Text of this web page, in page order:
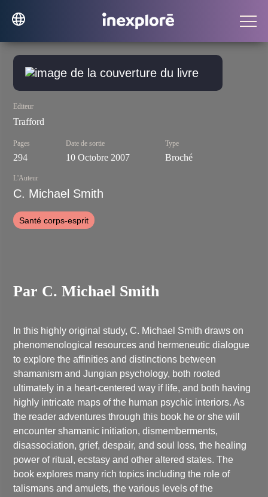
Editeur
Trafford
Pages
294
Date de sortie
10 Octobre 2007
Type
Broché
L'Auteur
C. Michael Smith
Santé corps-esprit
Par C. Michael Smith
In this highly original study, C. Michael Smith draws on
phenomenological resources and hermeneutic dialogue
to explore the affinities and distinctions between
shamanism and Jungian psychology, both rooted
ultimately in a heart-centered way if life, and both having
highly intricate maps of the human psychic interiors. As
the reader adventures through this book he or she will
encounter shamanic initiation, dismemberments,
disassociation, grief, despair, and soul loss, the healing
power of ritual, ecstasy and other altered states. The
book explores many rich topics including the role of
talismans and amulets, the various levels of the